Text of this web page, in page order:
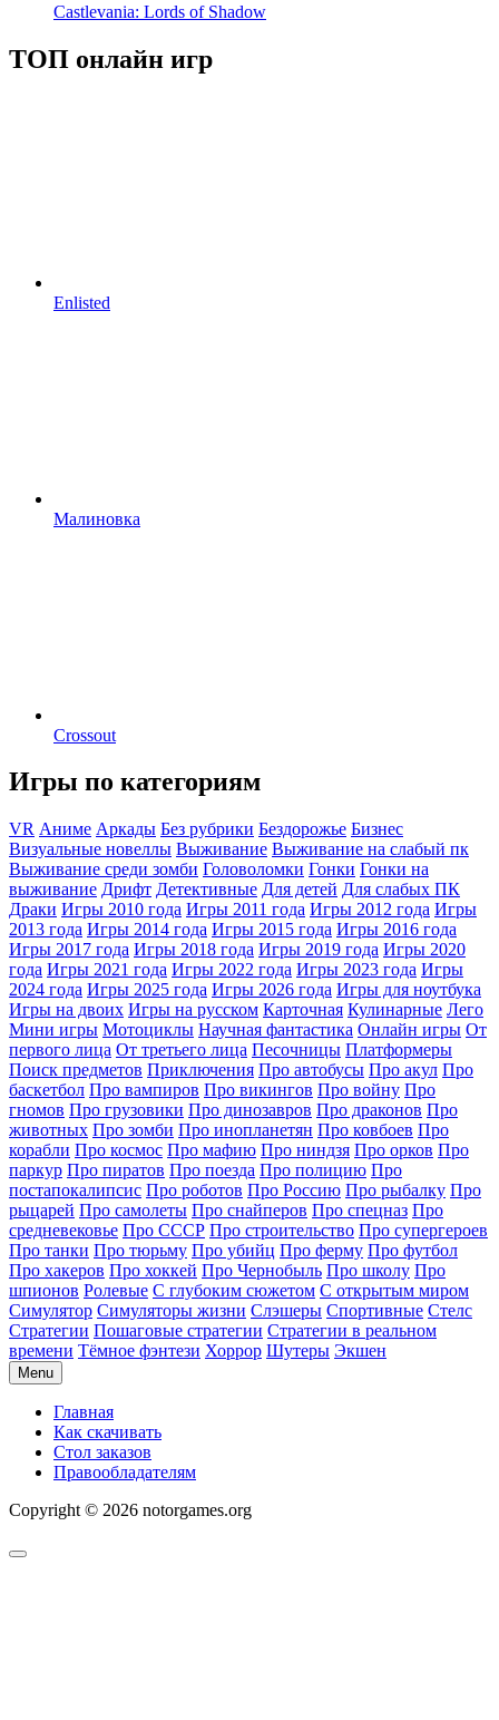
Castlevania: Lords of Shadow
ТОП онлайн игр
Enlisted
Малиновка
Crossout
Игры по категориям
VR Аниме Аркады Без рубрики Бездорожье Бизнес
Визуальные новеллы Выживание Выживание на слабый пк
Выживание среди зомби Головоломки Гонки Гонки на
выживание Дрифт Детективные Для детей Для слабых ПК
Драки Игры 2010 года Игры 2011 года Игры 2012 года Игры
2013 года Игры 2014 года Игры 2015 года Игры 2016 года
Игры 2017 года Игры 2018 года Игры 2019 года Игры 2020
года Игры 2021 года Игры 2022 года Игры 2023 года Игры
2024 года Игры 2025 года Игры 2026 года Игры для ноутбука
Игры на двоих Игры на русском Карточная Кулинарные Лего
Мини игры Мотоциклы Научная фантастика Онлайн игры От
первого лица От третьего лица Песочницы Платформеры
Поиск предметов Приключения Про автобусы Про акул Про
баскетбол Про вампиров Про викингов Про войну Про
гномов Про грузовики Про динозавров Про драконов Про
животных Про зомби Про инопланетян Про ковбоев Про
корабли Про космос Про мафию Про ниндзя Про орков Про
паркур Про пиратов Про поезда Про полицию Про
постапокалипсис Про роботов Про Россию Про рыбалку Про
рыцарей Про самолеты Про снайперов Про спецназ Про
средневековье Про СССР Про строительство Про супергероев
Про танки Про тюрьму Про убийц Про ферму Про футбол
Про хакеров Про хоккей Про Чернобыль Про школу Про
шпионов Ролевые С глубоким сюжетом С открытым миром
Симулятор Симуляторы жизни Слэшеры Спортивные Стелс
Стратегии Пошаговые стратегии Стратегии в реальном
времени Тёмное фэнтези Хоррор Шутеры Экшен
Menu
Главная
Как скачивать
Стол заказов
Правообладателям
Copyright © 2026 notorgames.org
Scroll